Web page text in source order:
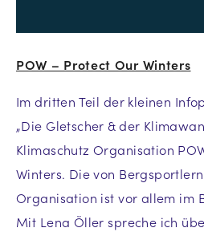
POW – Protect Our Winters
Im dritten Teil der kleinen
„Die Gletscher & der
Klimaschutz Organisation
Winters. Die von
Organisation ist vor allem im
Mit Lena Öller spreche ich